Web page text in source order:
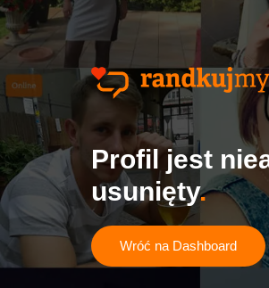
Profil jest
usunięty
Wróć na Dashboard